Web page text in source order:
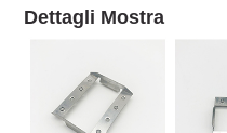
Dettagli Mostra